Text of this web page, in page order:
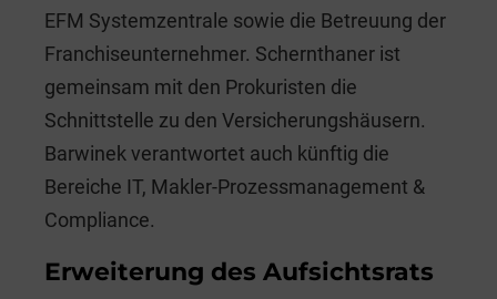
EFM Systemzentrale sowie die Betreuung der
Franchiseunternehmer. Schernthaner ist
gemeinsam mit den Prokuristen die
Schnittstelle zu den Versicherungshäusern.
Barwinek verantwortet auch künftig die
Bereiche IT, Makler-Prozessmanagement &
Compliance.
Erweiterung des Aufsichtsrats